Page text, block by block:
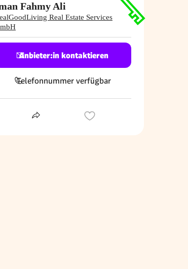
Fahmy Ali
Real Estate Services
Anbieter:in kontaktieren
Telefonnummer verfügbar